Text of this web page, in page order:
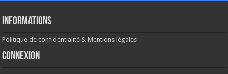
Informations
Politique de confidentialité & Mentions légales
Connexion